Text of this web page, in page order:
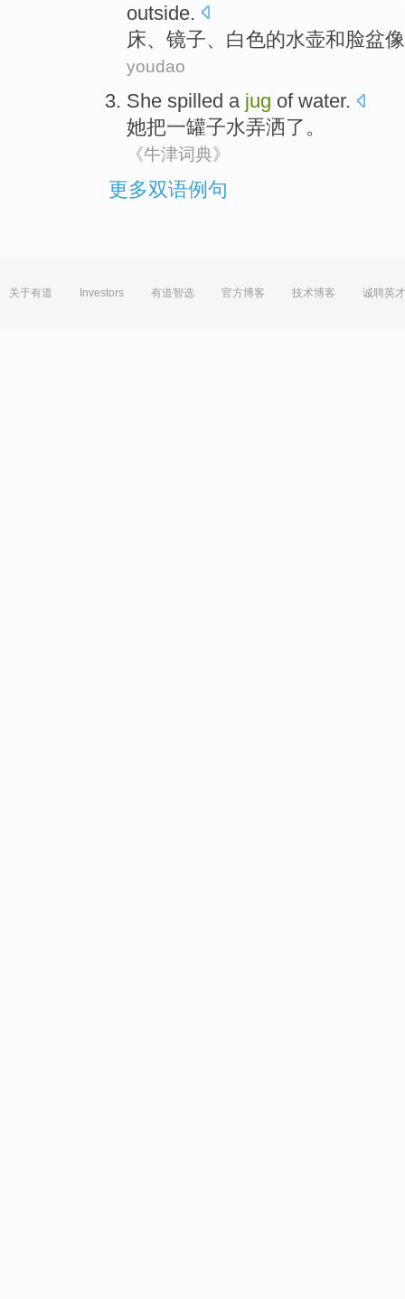
outside.
床、 镜子、 白色的水壶和脸盆像
youdao
She spilled a jug of water.
她把一罐子水弄洒了。
《牛津词典》
更多双语例句
关于有道 Investors 有道智选 官方博客 技术博客 诚聘英才